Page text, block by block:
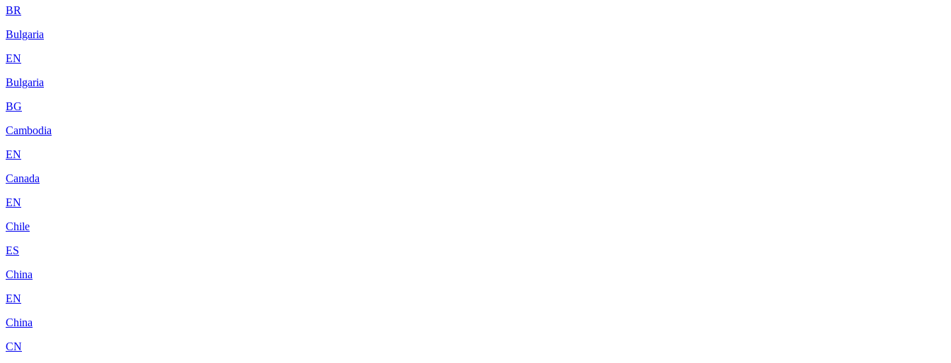
BR
Bulgaria
EN
Bulgaria
BG
Cambodia
EN
Canada
EN
Chile
ES
China
EN
China
CN